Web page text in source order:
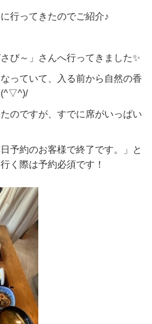
行ってきたのでご紹介♪
び～」さんへ行ってきました✨
っていて、入る前から自然の香
(^▽^)/
のですが、すでに席がいっぱい
予約のお客様で終了です。」と
く際は予約必須です！